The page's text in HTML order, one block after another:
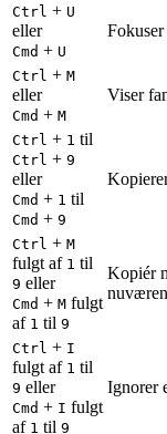
Ctrl + U
eller
Cmd + U
Ctrl + M
eller
Cmd + M
Viser
Ctrl + 1 til
Ctrl + 9
eller
Cmd + 1 til
Cmd + 9
Ctrl + M
fulgt af 1 til
9 eller
Cmd + M fulgt
af 1 til 9
Kopiér
Ctrl + I
fulgt af 1 til
9 eller
Cmd + I fulgt
af 1 til 9
Ignorer